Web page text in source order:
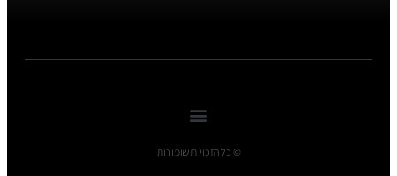
© כל הזכויות שומורות